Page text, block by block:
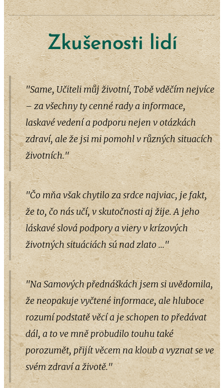
Zkušenosti lidí
"Same, Učiteli můj životní, Tobě vděčím nejvíce
– za všechny ty cenné rady a informace,
laskavé vedení a podporu nejen v otázkách
zdraví, ale že jsi mi pomohl v různých situacích
životních."
"Čo mňa však chytilo za srdce najviac, je fakt,
že to, čo nás učí, v skutočnosti aj žije. A jeho
láskavé slová podpory a viery v krízových
životných situáciách sú nad zlato ..."
"Na Samových přednáškách jsem si uvědomila,
že neopakuje vyčtené informace, ale hluboce
rozumí podstatě věcí a je schopen to předávat
dál, a to ve mně probudilo touhu také
porozumět, přijít věcem na kloub a vyznat se ve
svém zdraví a životě."